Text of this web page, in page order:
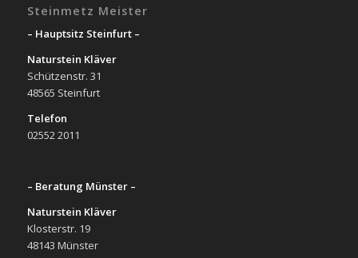
Steinmetz Meister
– Hauptsitz Steinfurt –
Naturstein Kläver
Schützenstr. 31
48565 Steinfurt
Telefon
02552 2011
– Beratung Münster –
Naturstein Kläver
Klosterstr. 19
48143 Münster